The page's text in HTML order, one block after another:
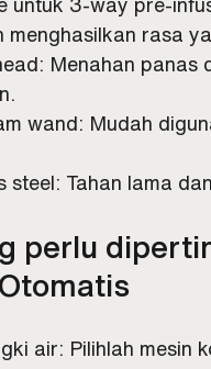
menghasilkan rasa
Menahan panas
wand: Mudah
steel: Tahan lama
perlu
air: Pilihlah mesin